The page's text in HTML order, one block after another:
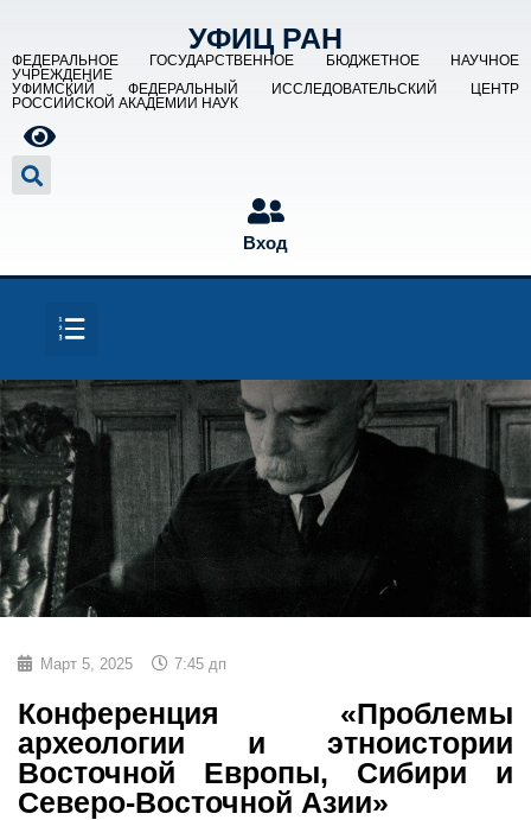
УФИЦ РАН
ФЕДЕРАЛЬНОЕ ГОСУДАРСТВЕННОЕ БЮДЖЕТНОЕ НАУЧНОЕ
УЧРЕЖДЕНИЕ
УФИМСКИЙ ФЕДЕРАЛЬНЫЙ ИССЛЕДОВАТЕЛЬСКИЙ ЦЕНТР
РОССИЙСКОЙ АКАДЕМИИ НАУК
Вход
Март 5, 2025 7:45 дп
Конференция «Проблемы
археологии и этноистории
Восточной Европы, Сибири и
Северо-Восточной Азии»